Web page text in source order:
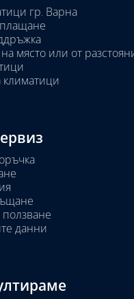
гр. Варна
място или от
климатици
данни